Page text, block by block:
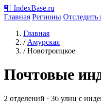
📮 IndexBase.ru
Главная Регионы Отследить
Главная
/ Амурская
/ Новотроицкое
Почтовые
2 отделений · 36 улиц с